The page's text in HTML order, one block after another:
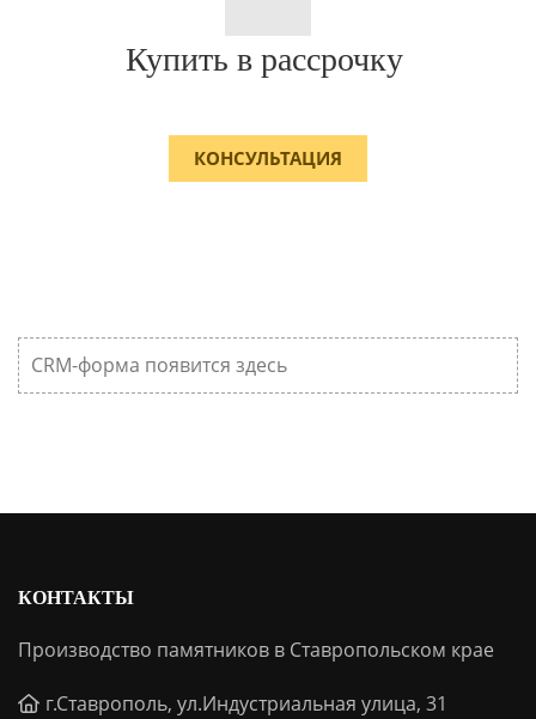
Купить в рассрочку
КОНСУЛЬТАЦИЯ
CRM-форма появится здесь
КОНТАКТЫ
Производство памятников в Ставропольском крае
г.Ставрополь, ул.Индустриальная улица, 31